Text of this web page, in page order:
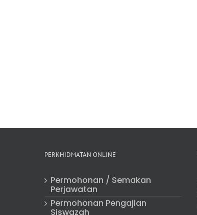
PERKHIDMATAN ONLINE
Permohonan / Semakan
Perjawatan
Permohonan Pengajian
Siswazah